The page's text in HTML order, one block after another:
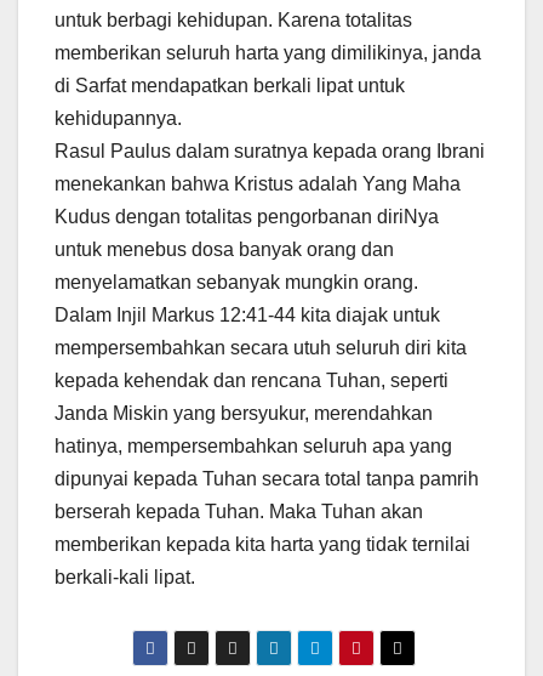
untuk berbagi kehidupan. Karena totalitas
memberikan seluruh harta yang dimilikinya, janda
di Sarfat mendapatkan berkali lipat untuk
kehidupannya.
Rasul Paulus dalam suratnya kepada orang Ibrani
menekankan bahwa Kristus adalah Yang Maha
Kudus dengan totalitas pengorbanan diriNya
untuk menebus dosa banyak orang dan
menyelamatkan sebanyak mungkin orang.
Dalam Injil Markus 12:41-44 kita diajak untuk
mempersembahkan secara utuh seluruh diri kita
kepada kehendak dan rencana Tuhan, seperti
Janda Miskin yang bersyukur, merendahkan
hatinya, mempersembahkan seluruh apa yang
dipunyai kepada Tuhan secara total tanpa pamrih
berserah kepada Tuhan. Maka Tuhan akan
memberikan kepada kita harta yang tidak ternilai
berkali-kali lipat.